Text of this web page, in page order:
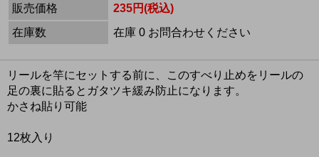
販売価格
235円(税込)
在庫数
在庫 0 お問合わせください
リールを竿にセットする前に、このすべり止めをリールの
足の裏に貼るとガタツキ緩み防止になります。
かさね貼り可能
12枚入り